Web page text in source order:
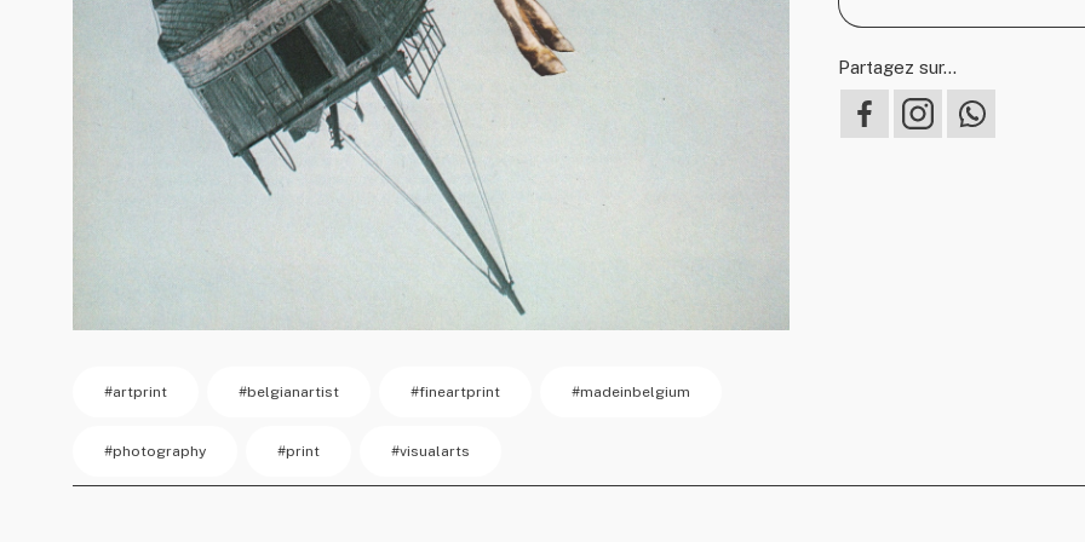
#artprint #belgianartist #fineartprint #madeinbelgium
#photography #print #visualarts
Partagez sur...